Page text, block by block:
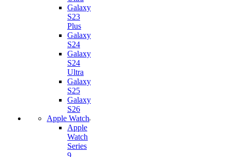
Galaxy
S23
Plus
Galaxy
S24
Galaxy
S24
Ultra
Galaxy
S25
Galaxy
S26
Apple Watch
Apple
Watch
Series
9